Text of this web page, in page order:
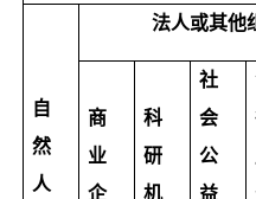
自
然
人
法人或其他
商
业
企
科
研
机
社
会
公
益